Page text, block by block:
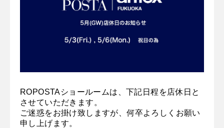
ROPOSTAショールームは、下記日程を店休日と
させていただきます。
ご迷惑をお掛け致しますが、何卒よろしくお願い
申し上げます。